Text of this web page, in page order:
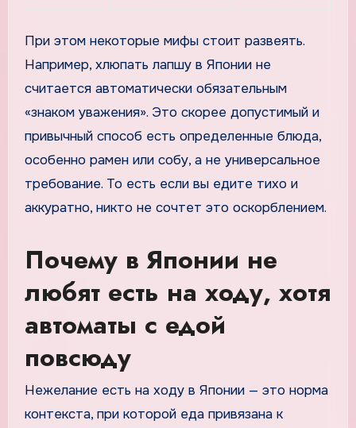
При этом некоторые мифы стоит развеять.
Например, хлюпать лапшу в Японии не
считается автоматически обязательным
«знаком уважения». Это скорее допустимый и
привычный способ есть определенные блюда,
особенно рамен или собу, а не универсальное
требование. То есть если вы едите тихо и
аккуратно, никто не сочтет это оскорблением.
Почему в Японии не
любят есть на ходу, хотя
автоматы с едой
повсюду
Нежелание есть на ходу в Японии — это норма
контекста, при которой еда привязана к